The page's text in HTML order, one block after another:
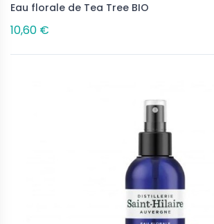
Eau florale de Tea Tree BIO
10,60 €